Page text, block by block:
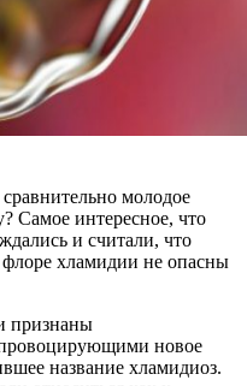
молодое
Самое интересное, что
и считали, что
хламидии не опасны
признаны
новое
название хламидиоз.